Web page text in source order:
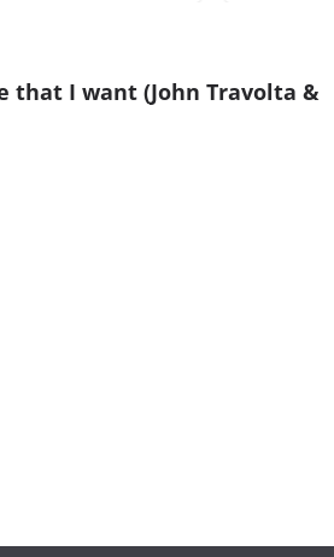
that I want (John Travolta &